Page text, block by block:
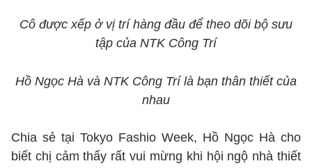
Cô được xếp ở vị trí hàng đầu để theo dõi bộ sưu
tập của NTK Công Trí
Hồ Ngọc Hà và NTK Công Trí là bạn thân thiết của
nhau
Chia sẻ tại Tokyo Fashio Week, Hồ Ngọc Hà cho
biết chị cảm thấy rất vui mừng khi hội ngộ nhà thiết